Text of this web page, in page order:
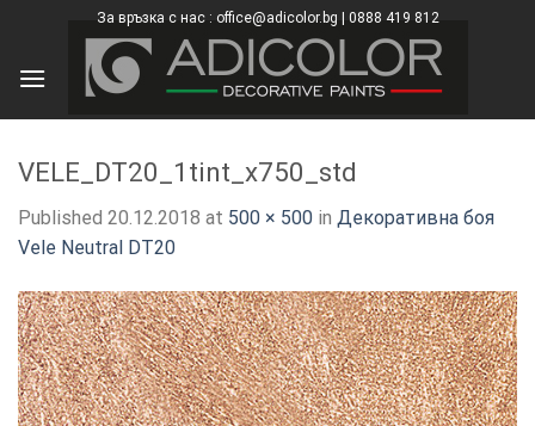
content
За връзка с нас : office@adicolor.bg | 0888 419 812
VELE_DT20_1tint_x750_std
Published 20.12.2018 at 500 × 500 in Декоративна боя
Vele Neutral DT20
×